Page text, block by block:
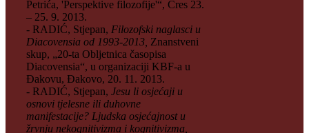
Petrića, 'Perspektive filozofije'“, Cres 23.
– 25. 9. 2013.
- RADIĆ, Stjepan, Filozofski naglasci u
Diacovensia od 1993-2013, Znanstveni
skup, „20-ta Obljetnica časopisa
Diacovensia“, u organizaciji KBF-a u
Đakovu, Đakovo, 20. 11. 2013.
- RADIĆ, Stjepan, Jesu li osjećaji u
osnovi tjelesne ili duhovne
manifestacije? Ljudska osjećajnost u
žrvnju nekognitivizma i kognitivizma,